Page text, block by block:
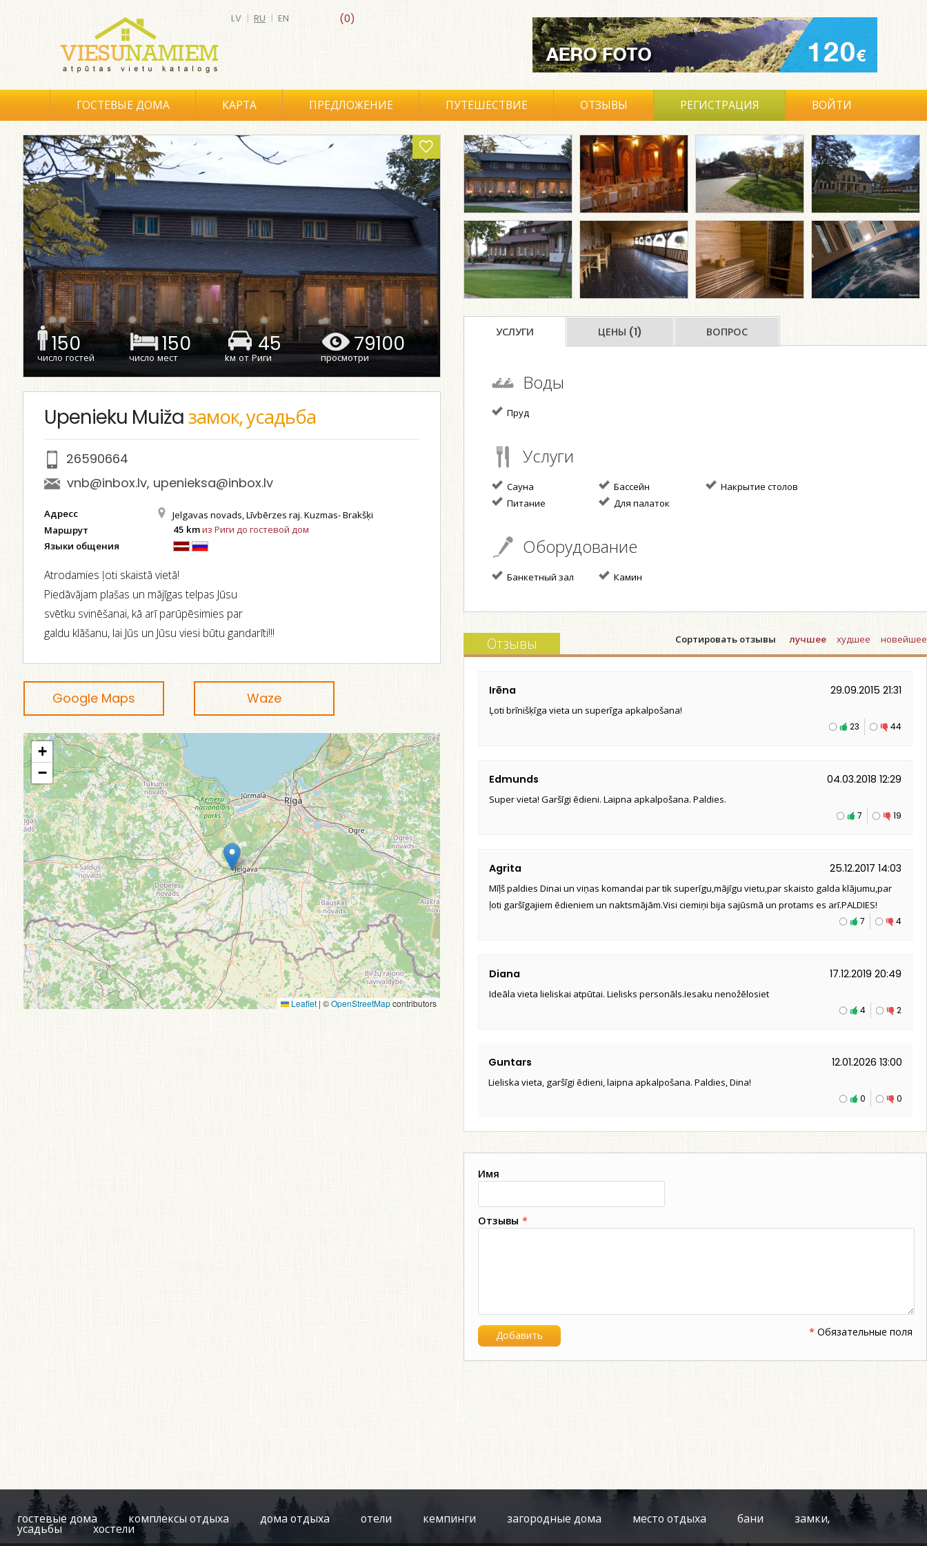
(0)
LV | RU | EN
ГОСТЕВЫЕ ДОМА КАРТА ПРЕДЛОЖЕНИЕ ПУТЕШЕСТВИЕ ОТЗЫВЫ РЕГИСТРАЦИЯ ВОЙТИ
150
число гостей
150
число мест
45
kм от Риги
79100
просмотри
Upenieku Muižaзамок, усадьба
26590664
vnb@inbox.lv, upenieksa@inbox.lv
Адресс Jelgavas novads, Līvbērzes raj. Kuzmas- Brakšķi
Маршрут 45 kmиз Риги до гостевой дом
Языки общения
Atrodamies ļoti skaistā vietā!
Piedāvājam plašas un mājīgas telpas Jūsu
svētku svinēšanai, kā arī parūpēsimies par
galdu klāšanu, lai Jūs un Jūsu viesi būtu gandarīti!!!
Google Maps Waze
+
−
Leaflet | ©OpenStreetMapcontributors
УСЛУГИ ЦЕНЫ (1) ВОПРОС
Воды
Пруд
Услуги
Сауна Бассейн
Накрытие столов
Питание
Для палаток
Оборудование
Банкетный зал Камин
Сортировать отзывы лучшее худшее новейшее
Отзывы
Irēna 29.09.2015 21:31
Ļoti brīnišķīga vieta un superīga apkalpošana!
44
23
Edmunds 04.03.2018 12:29
Super vieta! Garšīgi ēdieni. Laipna apkalpošana. Paldies.
19
7
Agrita 25.12.2017 14:03
Mīļš paldies Dinai un viņas komandai par tik superīgu,mājīgu vietu,par skaisto galda klājumu,par
ļoti garšīgajiem ēdieniem un naktsmājām.Visi ciemiņi bija sajūsmā un protams es arī.PALDIES!
4
7
Diana 17.12.2019 20:49
Ideāla vieta lieliskai atpūtai. Lielisks personāls.Iesaku nenožēlosiet
2
4
Guntars 12.01.2026 13:00
Lieliska vieta, garšīgi ēdieni, laipna apkalpošana. Paldies, Dina!
0
0
Имя
Отзывы *
* Обязательные поля
гостевые дома комплексы отдыха дома отдыха отели кемпинги загородные дома место отдыха бани замки,
усадьбы хостели